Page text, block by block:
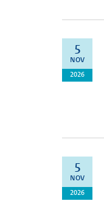
5
NOV
2026
5
NOV
2026